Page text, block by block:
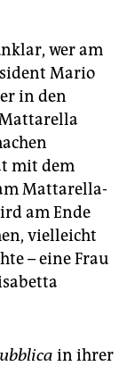
wer am
Mario
in den
mit dem
Mattarella-
am Ende
vielleicht
– eine Frau
in ihrer